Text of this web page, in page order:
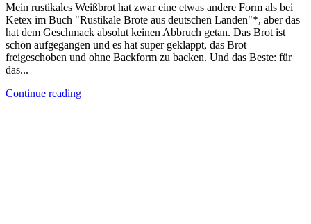
Mein rustikales Weißbrot hat zwar eine etwas andere Form als bei
Ketex im Buch "Rustikale Brote aus deutschen Landen"*, aber das
hat dem Geschmack absolut keinen Abbruch getan. Das Brot ist
schön aufgegangen und es hat super geklappt, das Brot
freigeschoben und ohne Backform zu backen. Und das Beste: für
das...
Continue reading